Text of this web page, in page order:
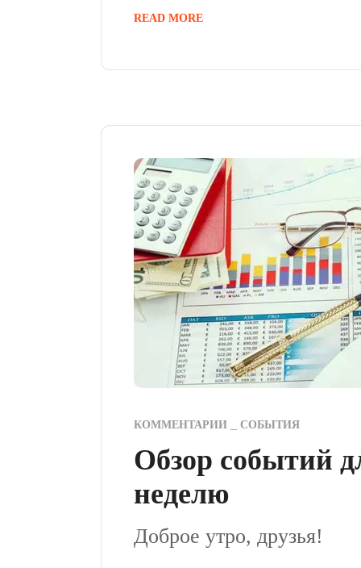
READ MORE
КОММЕНТАРИИ СОБЫТИЯ
Обзор событий
неделю
Доброе утро, друзья!